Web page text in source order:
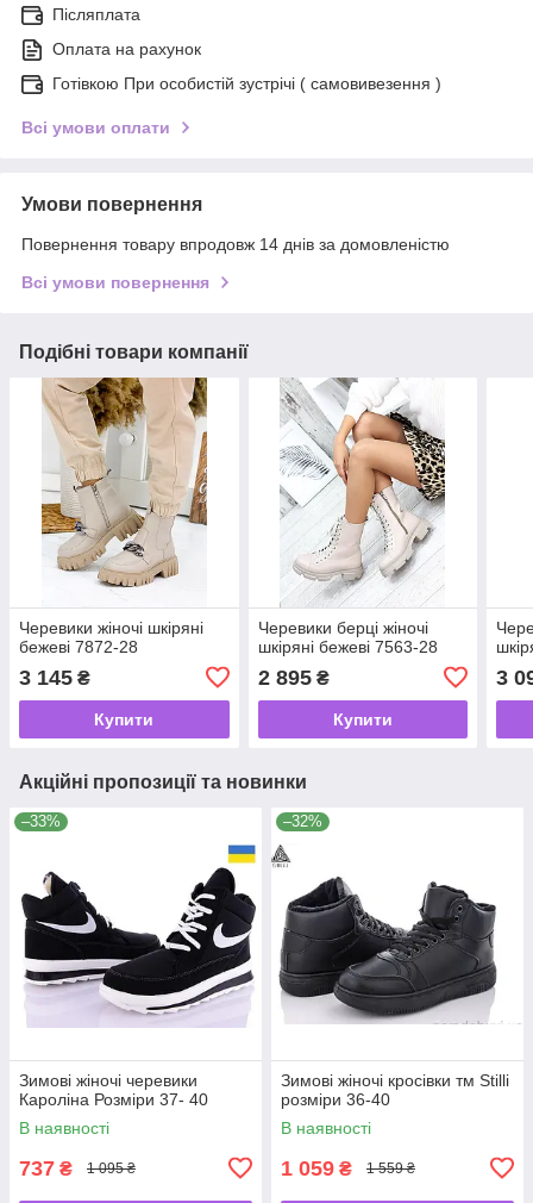
Післяплата
Оплата на рахунок
Готівкою При особистій зустрічі ( самовивезення )
Всі умови оплати
Умови повернення
Повернення товару впродовж 14 днів за домовленістю
Всі умови повернення
Подібні товари компанії
Черевики жіночі шкіряні
бежеві 7872-28
3 145 ₴
Купити
Черевики берці жіночі
шкіряні бежеві 7563-28
2 895₴
Купити
3
Акційні пропозиції та новинки
–33%
Зимові жіночі черевики
Кароліна Розміри 37- 40
В наявності
737 ₴ 1 095 ₴
–32%
Зимові жіночі кросівки тм Stilli
розміри 36-40
В наявності
1 059 ₴ 1 559 ₴